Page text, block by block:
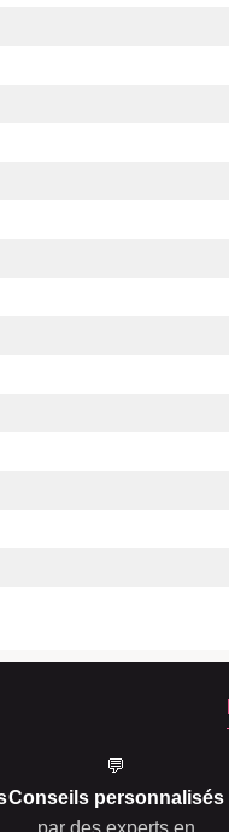
💬
Conseils personnalisés
par des experts en